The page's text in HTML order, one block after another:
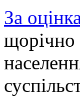
За
щорічно